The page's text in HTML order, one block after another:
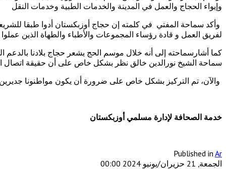
وإيواء الحجاج والعمل في المدينة والخدمات الطبية وخدمات النقل
وأكد سماحة المفتي في كلمته إن حجاج أوزبكستان أدوا طبقا
لفريق العمل و قادة رؤساء المجموعات والأطباء والطهاة الذين
كما أشارسماحته إلى أنه خلال موسم الحج يشعر حجاج بلادنا بالدعم
سماحة الشيخ نورالدين خالق نظر بشكل خاص على أن حقيقة اتصال
والآن، تم التركيز بشكل خاص على ضرورة أن يكون مواطنونا
خدمة الصحافة لإدارة مسلمي أوزبكستان
Published in Ar
الجمعة, 21 حزيران/يونيو 2024 00:00